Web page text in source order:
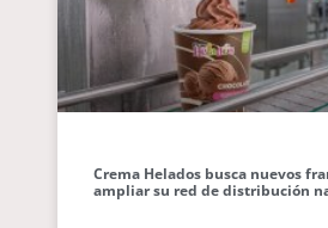
Crema Helados busca nuevos
ampliar su red de distribución